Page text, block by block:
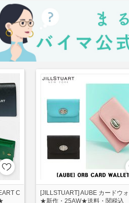
C
[JILLSTUART] AUBE カードウ
★新作・25AW★送料・関税込